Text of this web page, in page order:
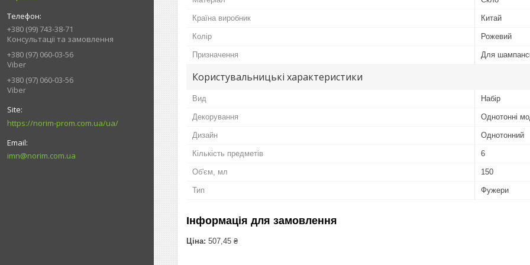
+380 (99) 743-38-71
Консультації та замовлення
+380 (97) 060-03-56
Viber
+380 (97) 060-03-56
Viber
https://norim-prom.com.ua/ua/
imn@norim.com.ua
Країна виробник Китай
Колір Рожевий
Призначення Для
Користувальницькі характеристики
Вид Набір
Декорування Однотонні
Дизайн Однотонний
Кількість предметів 6
Об'єм, мл 150
Тип Фужери
Інформація для замовлення
Ціна: 507,45 ₴